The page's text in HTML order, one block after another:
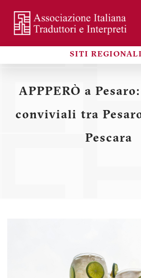
contenuto
principale
SITI REGIONALI
APPPERÒ a
conviviali tra
Pescara